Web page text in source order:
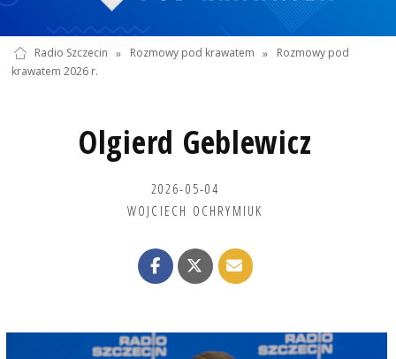
Radio Szczecin » Rozmowy pod krawatem »
Rozmowy pod
krawatem 2026 r.
Olgierd Geblewicz
2026-05-04
WOJCIECH OCHRYMIUK